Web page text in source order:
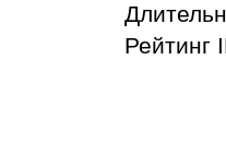
Рейтинг